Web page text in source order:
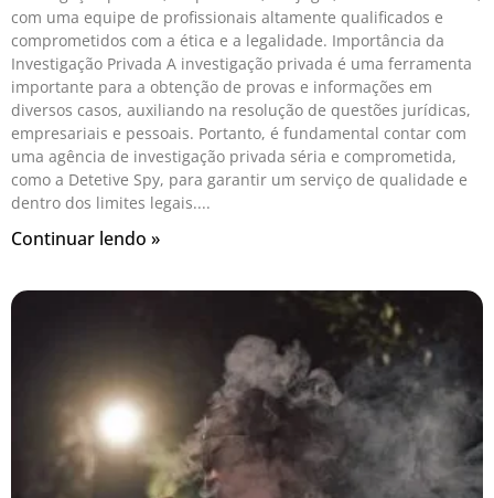
com uma equipe de profissionais altamente qualificados e
comprometidos com a ética e a legalidade. Importância da
Investigação Privada A investigação privada é uma ferramenta
importante para a obtenção de provas e informações em
diversos casos, auxiliando na resolução de questões jurídicas,
empresariais e pessoais. Portanto, é fundamental contar com
uma agência de investigação privada séria e comprometida,
como a Detetive Spy, para garantir um serviço de qualidade e
dentro dos limites legais.
Continuar lendo »